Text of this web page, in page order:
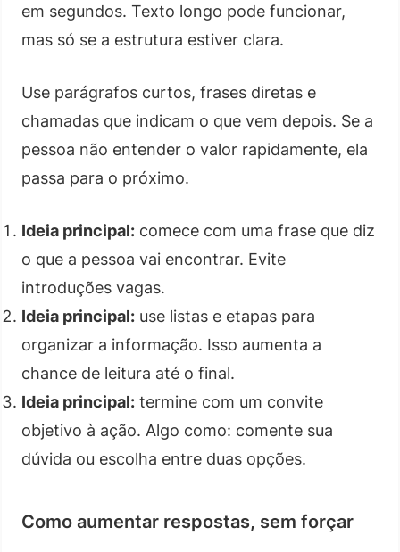
em segundos. Texto longo pode funcionar,
mas só se a estrutura estiver clara.
Use parágrafos curtos, frases diretas e
chamadas que indicam o que vem depois. Se a
pessoa não entender o valor rapidamente, ela
passa para o próximo.
Ideia principal: comece com uma frase que diz
o que a pessoa vai encontrar. Evite
introduções vagas.
Ideia principal: use listas e etapas para
organizar a informação. Isso aumenta a
chance de leitura até o final.
Ideia principal: termine com um convite
objetivo à ação. Algo como: comente sua
dúvida ou escolha entre duas opções.
Como aumentar respostas, sem forçar